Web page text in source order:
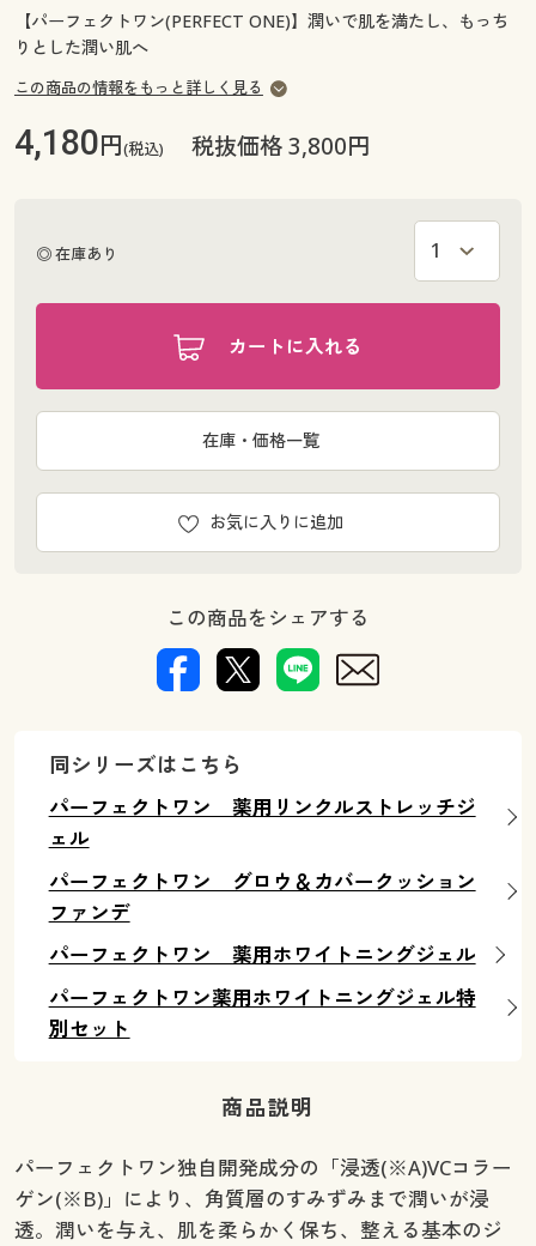
サポート
ご利用ガイド
よくある質問とお問い合わせ
ご利用ガイド
よくある質問とお問い合わせ
【パーフェクトワン(PERFECT ONE)】潤いで肌を満たし、もっち
りとした潤い肌へ
この商品の情報をもっと詳しく見る
4,180円(税込) 税抜価格 3,800円
◎ 在庫あり
カートに入れる
お気に入りに追加
在庫・価格一覧
この商品をシェアする
同シリーズはこちら
パーフェクトワン 薬用リンクルストレッチジ
ェル
パーフェクトワン グロウ＆カバークッション
ファンデ
パーフェクトワン 薬用ホワイトニングジェル
パーフェクトワン薬用ホワイトニングジェル特
別セット
商品説明
パーフェクトワン独自開発成分の「浸透(※A)VCコラー
ゲン(※B)」により、角質層のすみずみまで潤いが浸
透。潤いを与え、肌を柔らかく保ち、整える基本のジ